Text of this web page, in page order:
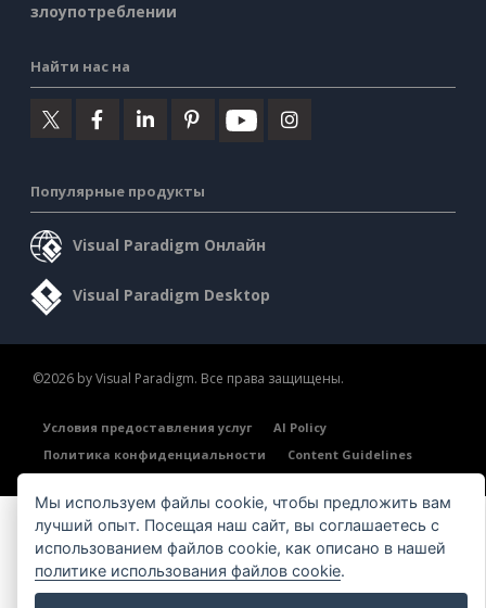
злоупотреблении
Найти нас на
Популярные продукты
Visual Paradigm Онлайн
Visual Paradigm Desktop
©2026 by Visual Paradigm. Все права защищены.
Условия предоставления услуг
AI Policy
Политика конфиденциальности
Content Guidelines
Мы используем файлы cookie, чтобы предложить вам
лучший опыт. Посещая наш сайт, вы соглашаетесь с
использованием файлов cookie, как описано в нашей
политике использования файлов cookie.